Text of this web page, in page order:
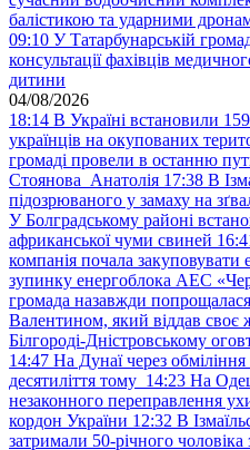
балістикою та ударними
09:10 У Татарбунарській
консультації фахівців
дитини
04/08/2026
18:14 В Україні встановили
українців на окупованих
громаді провели в останню
Стоянова Анатолія 17:38 В
підозрюваного у замаху на
У Болградському районі
африканської чуми свиней
компанія почала закуповувати
зупинку енергоблока АЕС
громада назавжди
Валентином, який віддав своє
Білгороді-Дністровському
14:47 На Дунаї через
десятиліття тому 14:23 На
незаконного переправлення
кордон України 12:32 В
затримали 50-річного